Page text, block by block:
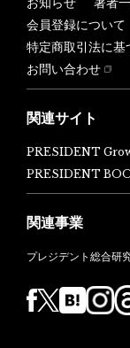
会員登録について
特定商取引法に基
お問い合わせ
関連サイト
PRESIDENT
PRESIDENT
関連事業
プレジデント総合研